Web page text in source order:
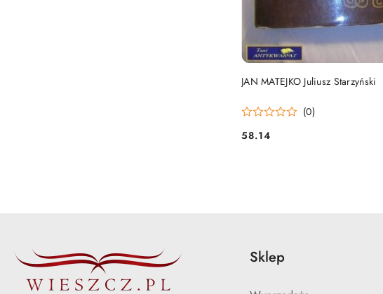
JAN MATEJKO Juliusz Starzyński
(0)
Cena:
58.14
DO KOSZYKA
Sklep